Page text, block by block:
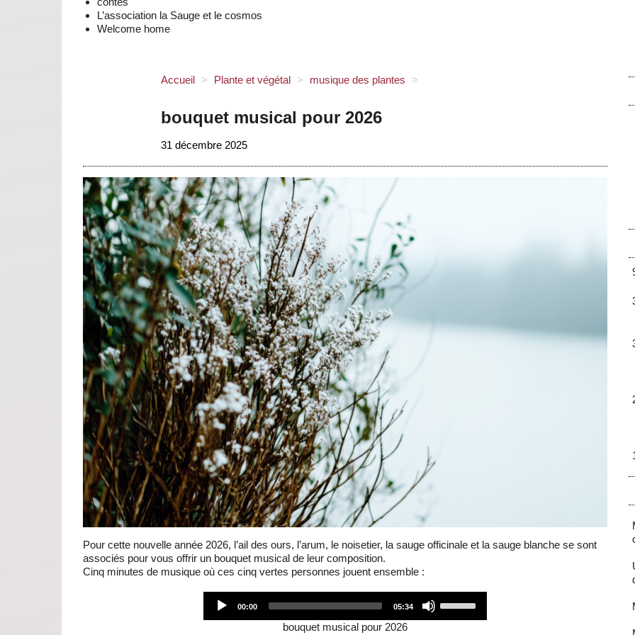
L’association la Sauge et le cosmos
Welcome home
Accueil > Plante et végétal > musique des plantes >
bouquet musical pour 2026
31 décembre 2025
Pour cette nouvelle année 2026, l’ail des ours, l’arum, le noisetier, la sauge officinale et la sauge blanche se sont
associés pour vous offrir un bouquet musical de leur composition.
Cinq minutes de musique où ces cinq vertes personnes jouent ensemble :
Player
00:00 05:34
Up/Down
bouquet musical pour 2026